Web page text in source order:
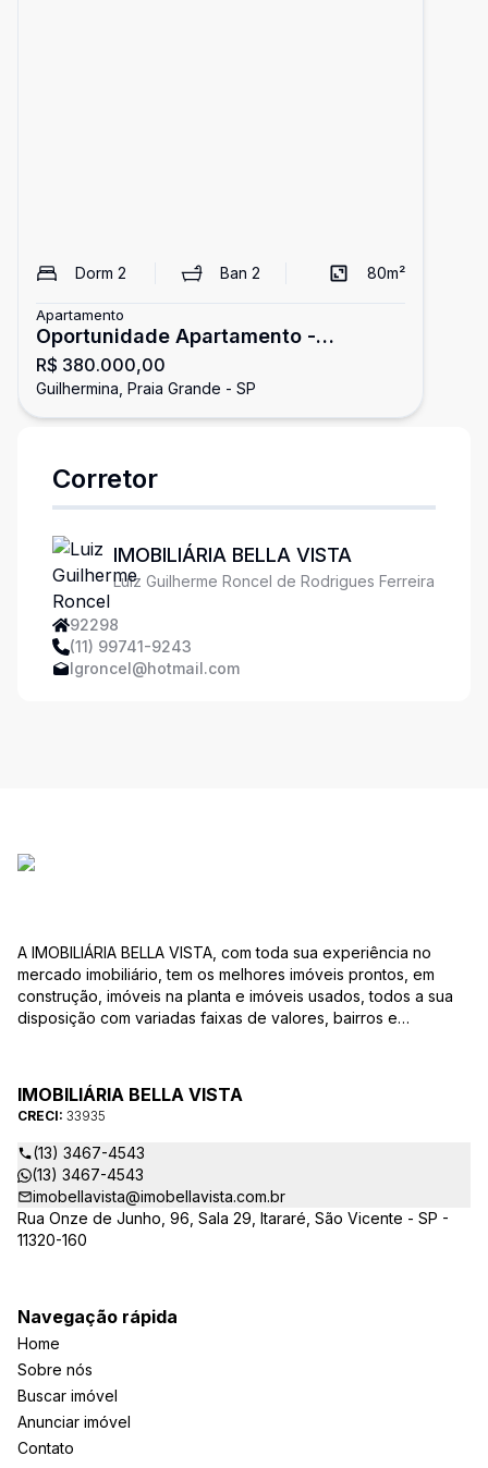
Dorm 2 Ban2 80m²
Apartamento
Oportunidade Apartamento -
Imperdível
R$ 380.000,00
Guilhermina, Praia Grande - SP
Corretor
IMOBILIÁRIA BELLA VISTA
Luiz Guilherme Roncel de Rodrigues Ferreira
92298
(11) 99741-9243
lgroncel@hotmail.com
A IMOBILIÁRIA BELLA VISTA, com toda sua experiência no
mercado imobiliário, tem os melhores imóveis prontos, em
construção, imóveis na planta e imóveis usados, todos a sua
disposição com variadas faixas de valores, bairros e
ao CRECI-EE – estarão sempre prontos para responder-lhe
todas as suas dúvidas sobre casas, apartamentos, terrenos,
salas comerciais e outros produtos imobiliários.
IMOBILIÁRIA BELLA VISTA
CRECI: 33935
(13) 3467-4543
(13) 3467-4543
imobellavista@imobellavista.com.br
Rua Onze de Junho, 96, Sala 29, Itararé, São Vicente - SP -
11320-160
Navegação rápida
Home
Sobre nós
Buscar imóvel
Anunciar imóvel
Contato